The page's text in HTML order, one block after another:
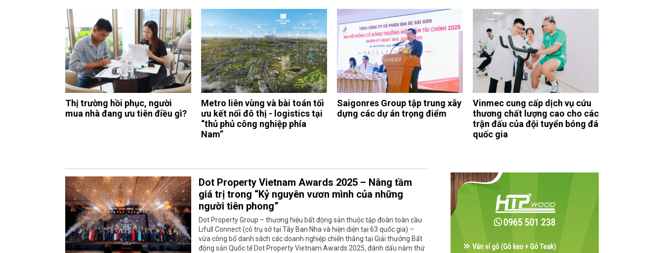
Thị trường hồi phục, người
mua nhà đang ưu tiên điều gì?
Metro liên vùng và bài toán tối
ưu kết nối đô thị - logistics tại
“thủ phủ công nghiệp phía
Nam”
Saigonres Group tập trung xây
dựng các dự án trọng điểm
Vinmec cung cấp dịch vụ cứu
thương chất lượng cao cho các
trận đấu của đội tuyển bóng đá
quốc gia
Dot Property Vietnam Awards 2025 – Nâng tầm
giá trị trong “Kỷ nguyên vươn mình của những
người tiên phong”
Dot Property Group – thương hiệu bất động sản thuộc tập đoàn toàn cầu
Lifull Connect (có trụ sở tại Tây Ban Nha và hiện diện tại 63 quốc gia) –
vừa công bố danh sách các doanh nghiệp chiến thắng tại Giải thưởng Bất
động sản Quốc tế Dot Property Vietnam Awards 2025, đánh dấu năm thứ